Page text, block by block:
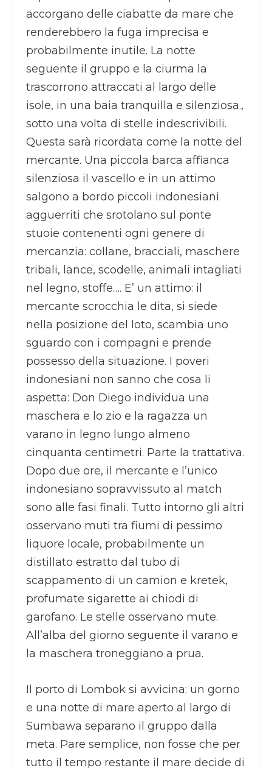
accorgano delle ciabatte da mare che
renderebbero la fuga imprecisa e
probabilmente inutile. La notte
seguente il gruppo e la ciurma la
trascorrono attraccati al largo delle
isole, in una baia tranquilla e silenziosa.,
sotto una volta di stelle indescrivibili.
Questa sarà ricordata come la notte del
mercante. Una piccola barca affianca
silenziosa il vascello e in un attimo
salgono a bordo piccoli indonesiani
agguerriti che srotolano sul ponte
stuoie contenenti ogni genere di
mercanzia: collane, bracciali, maschere
tribali, lance, scodelle, animali intagliati
nel legno, stoffe…. E’ un attimo: il
mercante scrocchia le dita, si siede
nella posizione del loto, scambia uno
sguardo con i compagni e prende
possesso della situazione. I poveri
indonesiani non sanno che cosa li
aspetta: Don Diego individua una
maschera e lo zio e la ragazza un
varano in legno lungo almeno
cinquanta centimetri. Parte la trattativa.
Dopo due ore, il mercante e l’unico
indonesiano sopravvissuto al match
sono alle fasi finali. Tutto intorno gli altri
osservano muti tra fiumi di pessimo
liquore locale, probabilmente un
distillato estratto dal tubo di
scappamento di un camion e kretek,
profumate sigarette ai chiodi di
garofano. Le stelle osservano mute.
All’alba del giorno seguente il varano e
la maschera troneggiano a prua.
Il porto di Lombok si avvicina: un gorno
e una notte di mare aperto al largo di
Sumbawa separano il gruppo dalla
meta. Pare semplice, non fosse che per
tutto il tempo restante il mare decide di